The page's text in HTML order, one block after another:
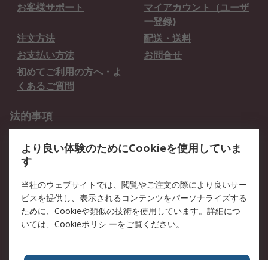
お客様サポート
マイアカウント（ユーザ
ー登録)
注文方法
配送・送料
お支払い方法
お問合せ
初めてご利用の方へ・よ
くあるご質問
法的事項
クッキーポリシー
RSについて
会社概要
採用情報
プレスリリース＆お知ら
コーポレートサイト
全世界のRS RSの歴史
より良い体験のためにCookieを使用していま
す
当社のウェブサイトでは、閲覧やご注文の際により良いサー
ビスを提供し、表示されるコンテンツをパーソナライズする
ために、Cookieや類似の技術を使用しています。詳細につ
いては、 Cookieポリシ ーをご覧ください。